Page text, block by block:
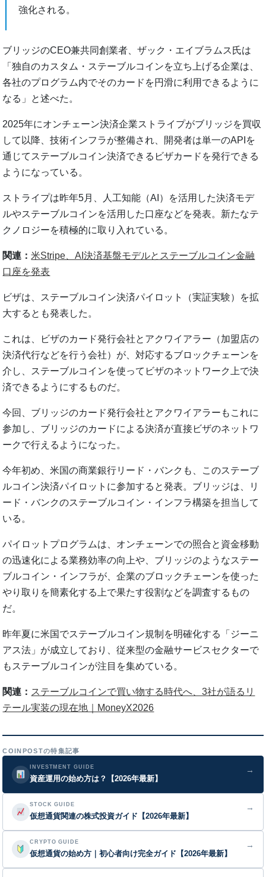
強化される。
ブリッジのCEO兼共同創業者、ザック・エイブラムス氏は
「独自のカスタム・ステーブルコインを立ち上げる企業は、
各社のプログラム内でそのカードを円滑に利用できるように
なる」と述べた。
2025年にオンチェーン決済企業ストライプがブリッジを買収
して以降、技術インフラが整備され、開発者は単一のAPIを
通じてステーブルコイン決済できるビザカードを発行できる
ようになっている。
ストライプは昨年5月、人工知能（AI）を活用した決済モデ
ルやステーブルコインを活用した口座などを発表。新たなテ
クノロジーを積極的に取り入れている。
関連：米Stripe、AI決済基盤モデルとステーブルコイン金融
口座を発表
ビザは、ステーブルコイン決済パイロット（実証実験）を拡
大するとも発表した。
これは、ビザのカード発行会社とアクワイアラー（加盟店の
決済代行などを行う会社）が、対応するブロックチェーンを
介し、ステーブルコインを使ってビザのネットワーク上で決
済できるようにするものだ。
今回、ブリッジのカード発行会社とアクワイアラーもこれに
参加し、ブリッジのカードによる決済が直接ビザのネットワ
ークで行えるようになった。
今年初め、米国の商業銀行リード・バンクも、このステーブ
ルコイン決済パイロットに参加すると発表。ブリッジは、リ
ード・バンクのステーブルコイン・インフラ構築を担当して
いる。
パイロットプログラムは、オンチェーンでの照合と資金移動
の迅速化による業務効率の向上や、ブリッジのようなステー
ブルコイン・インフラが、企業のブロックチェーンを使った
やり取りを簡素化する上で果たす役割などを調査するもの
だ。
昨年夏に米国でステーブルコイン規制を明確化する「ジーニ
アス法」が成立しており、従来型の金融サービスセクターで
もステーブルコインが注目を集めている。
関連： ステーブルコインで買い物する時代へ、3社が語るリ
テール実装の現在地｜MoneyX2026
COINPOSTの特集記事
INVESTMENT GUIDE
資産運用の始め方は？【2026年最新】
→
STOCK GUIDE
仮想通貨関連の株式投資ガイド【2026年最新】
→
CRYPTO GUIDE
仮想通貨の始め方｜初心者向け完全ガイド【2026年最新】
→